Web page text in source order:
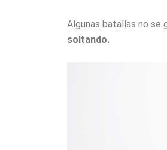
Algunas batallas no se
soltando.